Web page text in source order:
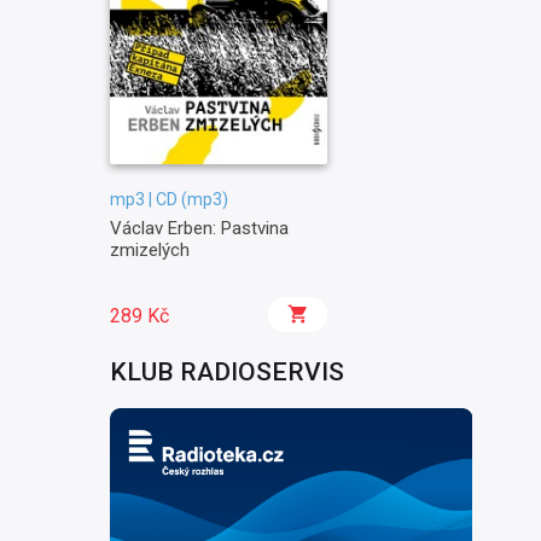
mp3 | CD (mp3)
Václav Erben: Pastvina
zmizelých
289 Kč
KLUB RADIOSERVIS